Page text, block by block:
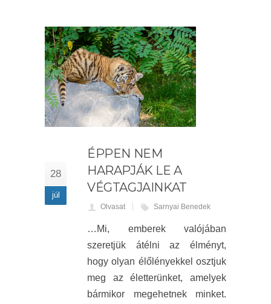
28
júl
ÉPPEN NEM
HARAPJÁK LE A
VÉGTAGJAINKAT
Olvasat Sarnyai Benedek
…Mi, emberek valójában
szeretjük átélni az élményt,
hogy olyan élőlényekkel osztjuk
meg az életterünket, amelyek
bármikor megehetnek minket.